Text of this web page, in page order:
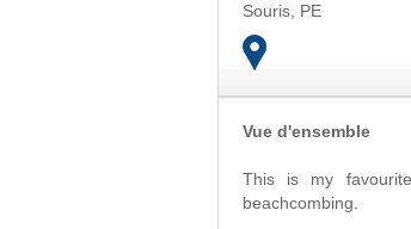
Souris PE
Vue d'ensemble
This is my
beachcombing.